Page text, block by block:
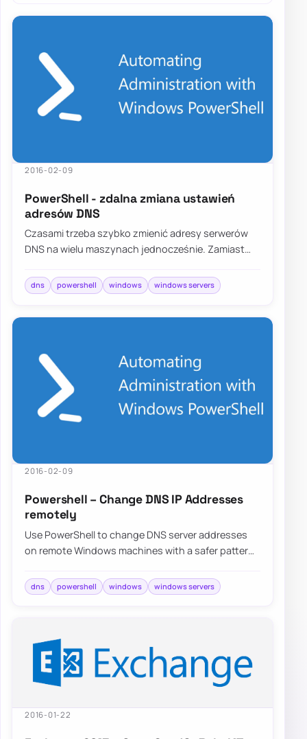
2016-02-09
PowerShell - zdalna zmiana ustawień
adresów DNS
Czasami trzeba szybko zmienić adresy serwerów
DNS na wielu maszynach jednocześnie. Zamiast
Po…
dns powershell windows windows servers
2016-02-09
Powershell – Change DNS IP Addresses
remotely
Use PowerShell to change DNS server addresses
on remote Windows machines with a safer pattern
dns powershell windows windows servers
2016-01-22